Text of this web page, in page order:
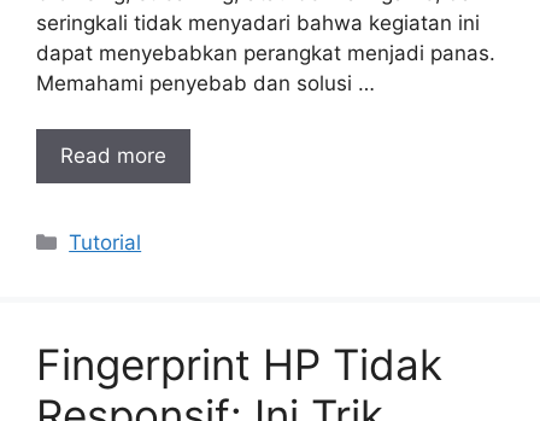
seringkali tidak menyadari bahwa kegiatan ini
dapat menyebabkan perangkat menjadi panas.
Memahami penyebab dan solusi …
Read more
Categories
Tutorial
Fingerprint HP Tidak